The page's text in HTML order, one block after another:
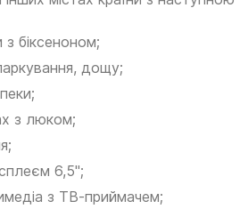
з біксеноном;
дощу;
з люком;
6,5";
з ТВ-приймачем;